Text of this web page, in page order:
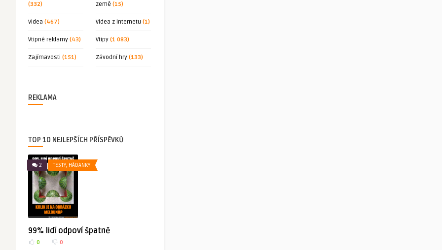
(332) země (15)
Videa (467) Videa z internetu (1)
Vtipné reklamy (43) Vtipy (1 083)
Zajímavosti (151) Závodní hry (133)
REKLAMA
TOP 10 NEJLEPŠÍCH PŘÍSPĚVKŮ
2 TESTY, HÁDANKY
99% lidí odpoví špatně
0 0